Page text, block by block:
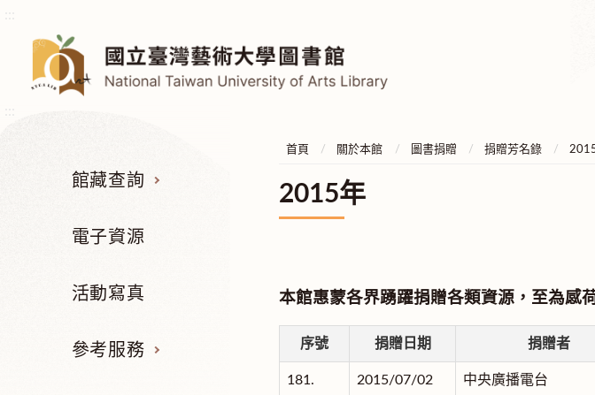
館藏查詢
電子資源
活動寫真
參考服務
首頁 關於本館 圖書捐贈 捐贈芳名錄
2015年
本館惠蒙各界踴躍捐贈各類資源，至為感
序號 捐贈日期 捐贈者
181. 2015/07/02 中央廣播電台